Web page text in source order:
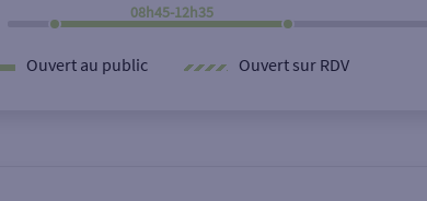
08h45-12h35
Ouvert au public Ouvert sur RDV